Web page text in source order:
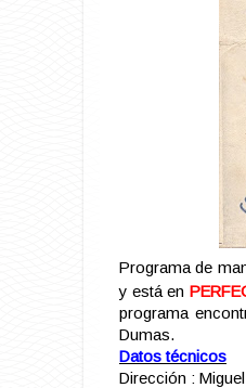
Programa de
y está en
programa
Dumas.
Datos técnicos
Dirección :